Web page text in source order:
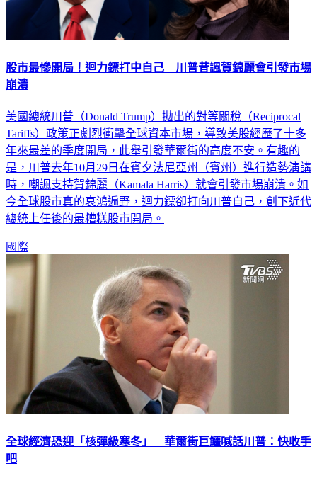
股市最慘開局！迴力鏢打中自己 川普昔諷賀錦麗會引發市場
崩潰
美國總統川普（Donald Trump）拋出的對等關稅（Reciprocal
Tariffs）政策正劇烈衝擊全球資本市場，導致美股經歷了十多
年來最差的季度開局，此舉引發華爾街的高度不安。有趣的
是，川普去年10月29日在賓夕法尼亞州（賓州）進行造勢演講
時，嘲諷支持賀錦麗（Kamala Harris）就會引發市場崩潰。如
今全球股市真的哀鴻遍野，迴力鏢卻打向川普自己，創下近代
總統上任後的最糟糕股市開局。
國際
全球經濟恐迎「核彈級寒冬」 華爾街巨鱷喊話川普：快收手
吧